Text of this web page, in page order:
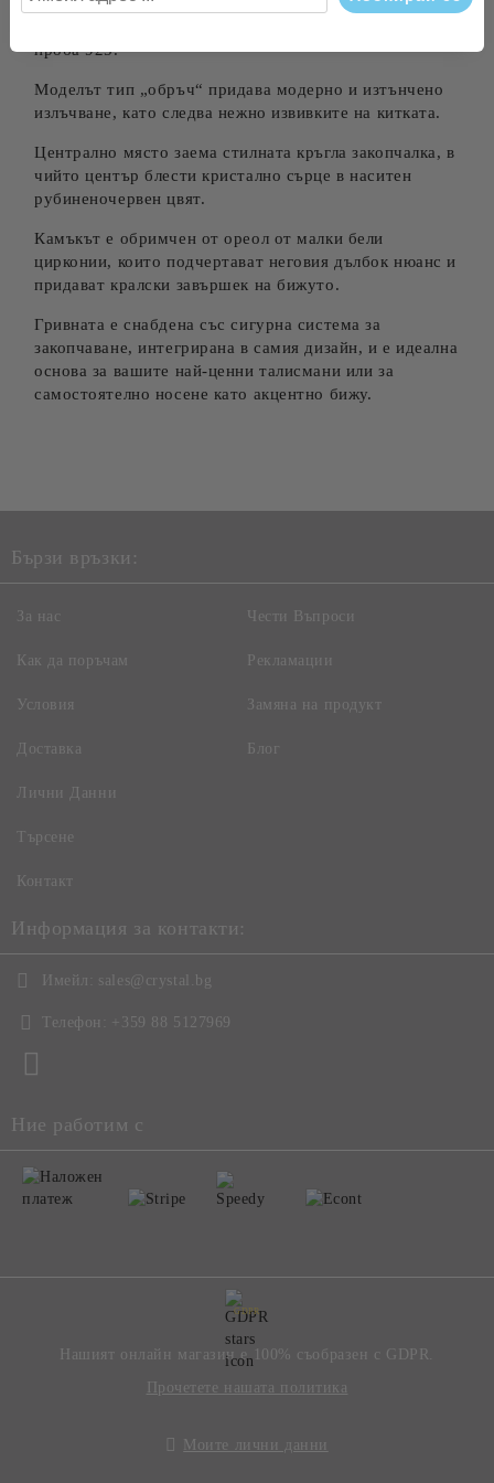
проба 925.
Моделът тип „обръч“ придава модерно и изтънчено
излъчване, като следва нежно извивките на китката.
Централно място заема стилната кръгла закопчалка, в
чийто център блести кристално сърце в наситен
рубиненочервен цвят.
Камъкът е обримчен от ореол от малки бели
цирконии, които подчертават неговия дълбок нюанс и
придават кралски завършек на бижуто.
Гривната е снабдена със сигурна система за
закопчаване, интегрирана в самия дизайн, и е идеална
основа за вашите най-ценни талисмани или за
самостоятелно носене като акцентно бижу.
Бързи връзки:
За нас
Как да поръчам
Условия
Доставка
Чести Въпроси
Рекламации
Замяна на продукт
Блог
Лични Данни
Търсене
Контакт
Информация за контакти:
Имейл: sales@crystal.bg
Телефон: +359 88 5127969
Ние работим с
GDPR
Нашият онлайн магазин е 100% съобразен с GDPR.
Прочетете нашата политика
Моите лични данни